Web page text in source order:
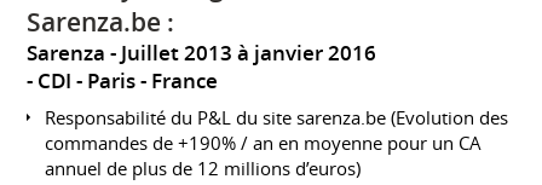
Sarenza.be :
Sarenza
Juillet 2013 à janvier 2016
CDI
Paris France
Responsabilité du P&L du site sarenza.be (Evolution des
commandes de +190% / an en moyenne pour un CA
annuel de plus de 12 millions d’euros)